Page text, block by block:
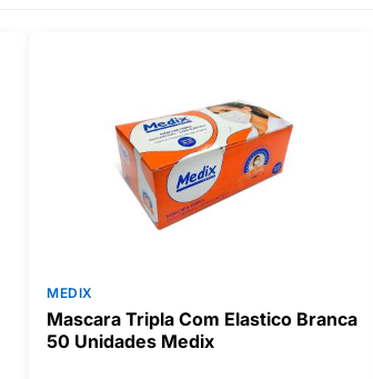
MEDIX
Mascara Tripla Com Elastico Branca
50 Unidades Medix